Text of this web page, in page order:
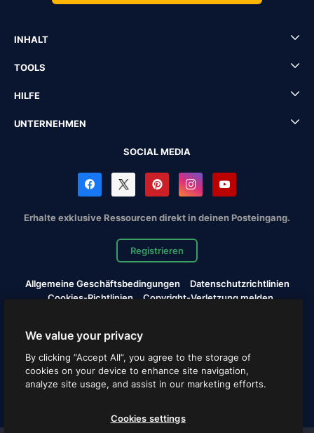
INHALT
TOOLS
HILFE
UNTERNEHMEN
SOCIAL MEDIA
Erhalte exklusive Ressourcen direkt in deinen Posteingang.
Registrieren
Allgemeine Geschäftsbedingungen
Datenschutzrichtlinien
Cookies-Richtlinien
Copyright-Verletzung melden
Copyright © 2010-2026 Freepik Company S.L.U. Alle Rechte
vorbehalten.
We value your privacy
By clicking “Accept All”, you agree to the storage of
cookies on your device to enhance site navigation,
analyze site usage, and assist in our marketing efforts.
Cookies settings